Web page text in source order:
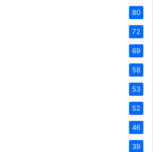
80
72
69
58
53
52
46
39